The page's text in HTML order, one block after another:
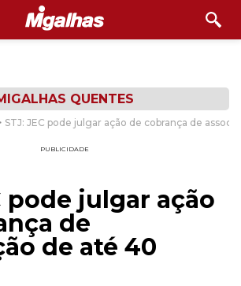
QUENTES
STJ: JEC pode julgar ação de cobrança de
PUBLICIDADE
pode julgar ação
de
de até 40